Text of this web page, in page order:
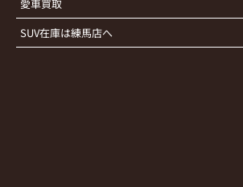
愛車買取
SUV在庫は練馬店へ